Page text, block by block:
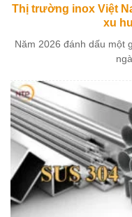
Thị trường inox Việt
xu
Năm 2026 đánh dấu một